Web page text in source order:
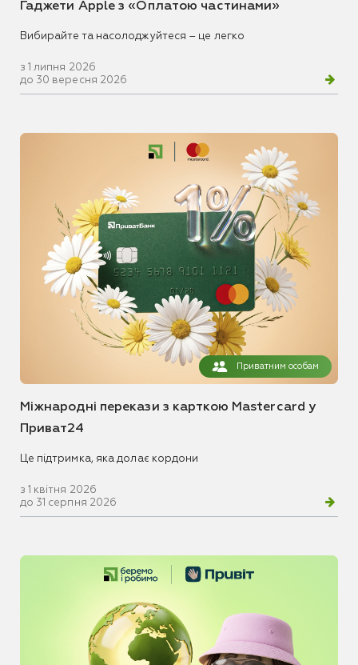
Гаджети Apple з «Оплатою частинами»
Вибирайте та насолоджуйтеся – це легко
з 1 липня 2026
до 30 вересня 2026
Приватним особам
Міжнародні перекази з карткою Mastercard у
Приват24
Це підтримка, яка долає кордони
з 1 квітня 2026
до 31 серпня 2026